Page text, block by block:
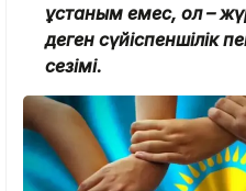
ұстаным емес, ол –
деген сүйіспеншілік
сезімі.